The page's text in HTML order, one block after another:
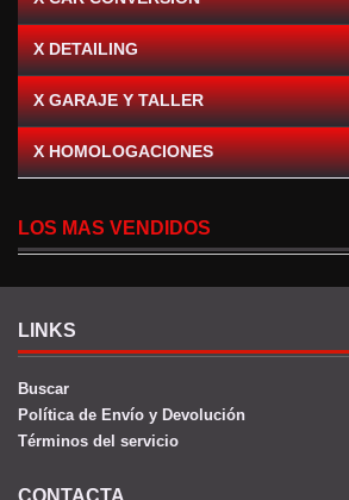
X DETAILING
X GARAJE Y TALLER
X HOMOLOGACIONES
LOS MAS VENDIDOS
LINKS
Buscar
Política de Envío y Devolución
Términos del servicio
CONTACTA